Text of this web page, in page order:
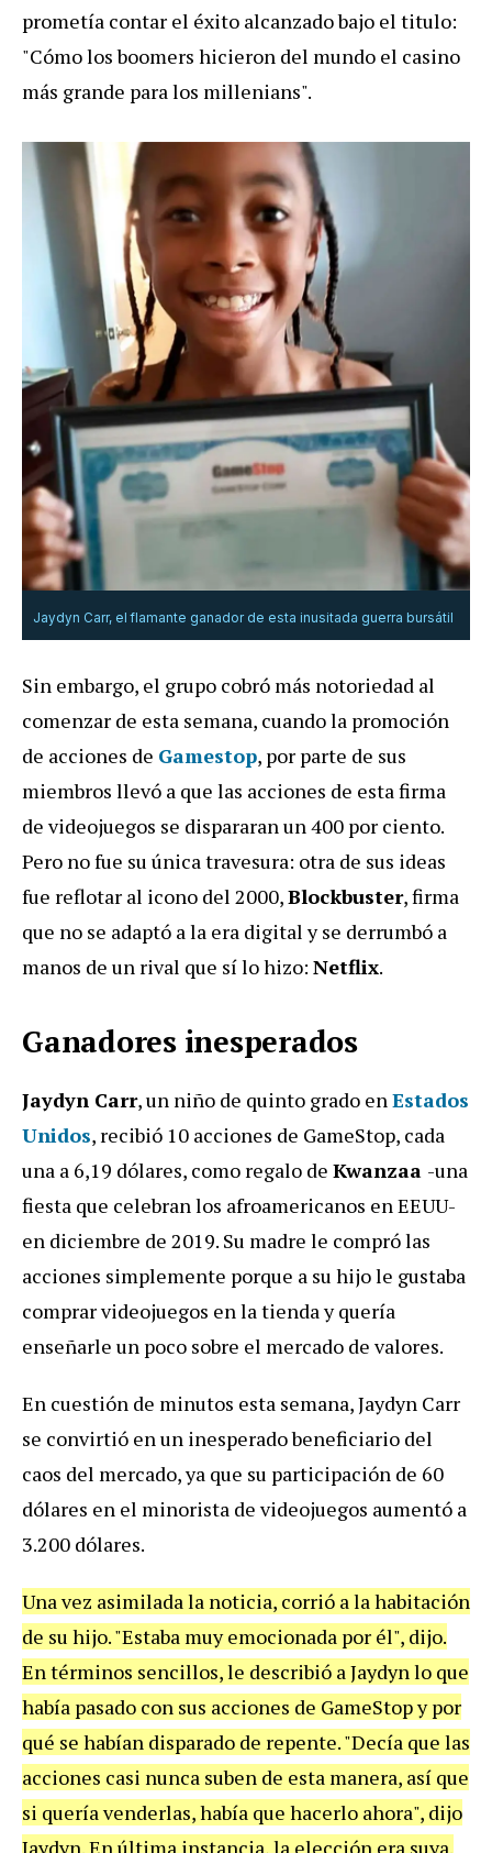
prometía contar el éxito alcanzado bajo el titulo:
"Cómo los boomers hicieron del mundo el casino
más grande para los millenians".
Jaydyn Carr, el flamante ganador de esta inusitada guerra bursátil
Sin embargo, el grupo cobró más notoriedad al
comenzar de esta semana, cuando la promoción
de acciones de Gamestop, por parte de sus
miembros llevó a que las acciones de esta firma
de videojuegos se dispararan un 400 por ciento.
Pero no fue su única travesura: otra de sus ideas
fue reflotar al icono del 2000,Blockbuster, firma
que no se adaptó a la era digital y se derrumbó a
manos de un rival que sí lo hizo: Netflix.
Ganadores inesperados
Jaydyn Carr, un niño de quinto grado enEstados
Unidos, recibió 10 acciones de GameStop, cada
una a 6,19 dólares, como regalo de Kwanzaa -una
fiesta que celebran los afroamericanos en EEUU-
en diciembre de 2019. Su madre le compró las
acciones simplemente porque a su hijo le gustaba
comprar videojuegos en la tienda y quería
enseñarle un poco sobre el mercado de valores.
En cuestión de minutos esta semana, Jaydyn Carr
se convirtió en un inesperado beneficiario del
caos del mercado, ya que su participación de 60
dólares en el minorista de videojuegos aumentó a
3.200 dólares.
Una vez asimilada la noticia, corrió a la habitación
de su hijo. "Estaba muy emocionada por él", dijo.
En términos sencillos, le describió a Jaydyn lo que
había pasado con sus acciones de GameStop y por
qué se habían disparado de repente. "Decía que las
acciones casi nunca suben de esta manera, así que
si quería venderlas, había que hacerlo ahora", dijo
Jaydyn. En última instancia, la elección era suya.